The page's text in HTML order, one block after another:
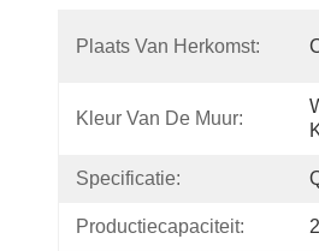
Plaats Van Herkomst:
Kleur Van De Muur:
Specificatie:
Productiecapaciteit: